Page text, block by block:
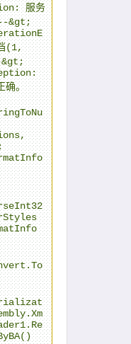
服务
&gt;
(1,
&gt;
确。